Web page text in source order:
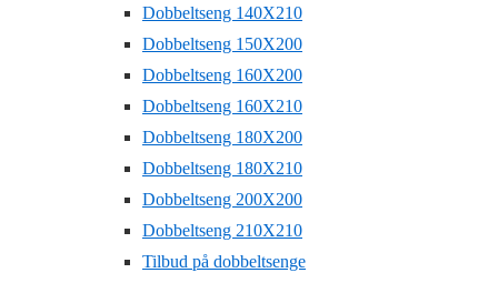
Dobbeltseng 140X210
Dobbeltseng 150X200
Dobbeltseng 160X200
Dobbeltseng 160X210
Dobbeltseng 180X200
Dobbeltseng 180X210
Dobbeltseng 200X200
Dobbeltseng 210X210
Tilbud på dobbeltsenge